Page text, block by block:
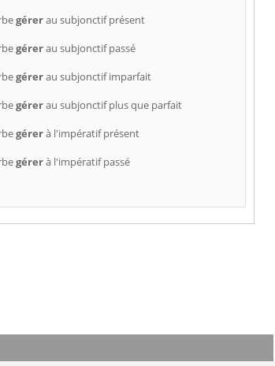
gérerau subjonctif présent
gérerau subjonctif passé
gérerau subjonctif imparfait
gérerau subjonctif plus que parfait
gérerà l'impératif présent
gérerà l'impératif passé